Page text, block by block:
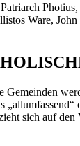
Ware,
Gemeinden
„allumfassend“
sich auf den